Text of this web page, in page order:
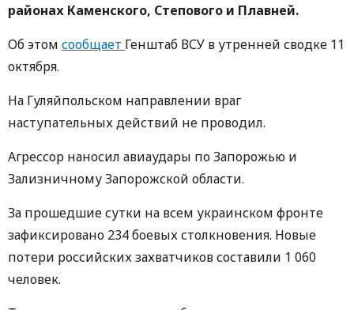
районах Каменского, Степового и Плавней.
Об этом сообщает Генштаб ВСУ в утренней сводке 11
октября.
На Гуляйпольском направлении враг
наступательных действий не проводил.
Агрессор наносил авиаудары по Запорожью и
Зализничному Запорожской области.
За прошедшие сутки на всем украинском фронте
зафиксировано 234 боевых столкновения. Новые
потери российских захватчиков составили 1 060
человек.